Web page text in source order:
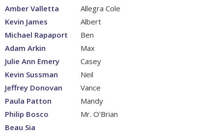
Amber Valletta
Allegra Cole
Kevin James
Albert
Michael Rapaport
Ben
Adam Arkin
Max
Julie Ann Emery
Casey
Kevin Sussman
Neil
Jeffrey Donovan
Vance
Paula Patton
Mandy
Philip Bosco
Mr. O'Brian
Beau Sia